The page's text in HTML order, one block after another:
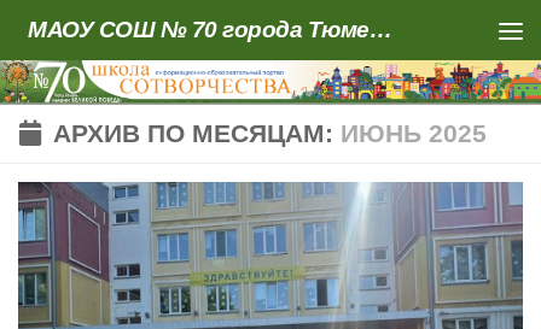
Skip to content МАОУ СОШ № 70 города Тюмени
АРХИВ ПО МЕСЯЦАМ: ИЮНЬ 2025